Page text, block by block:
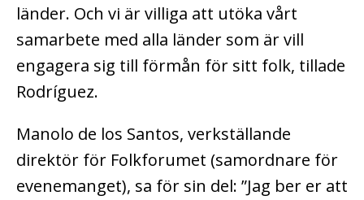
länder. Och vi är villiga att utöka vårt
samarbete med alla länder som är vill
engagera sig till förmån för sitt folk, tillade
Rodríguez.
Manolo de los Santos, verkställande
direktör för Folkforumet (samordnare för
evenemanget), sa för sin del: ”Jag ber er att